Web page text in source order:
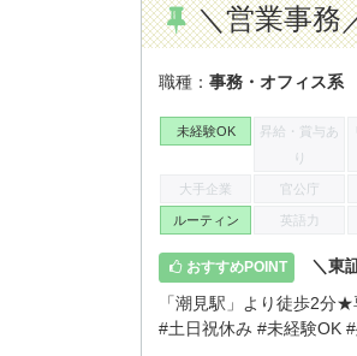
＼営業事務
職種： 事務・オフィス系
未経験OK
昇給・賞与あ
り
大手企業 官公庁
ルーティン 英語力
おすすめPOINT
＼東
「潮見駅」より徒歩2分
#土日祝休み #未経験OK